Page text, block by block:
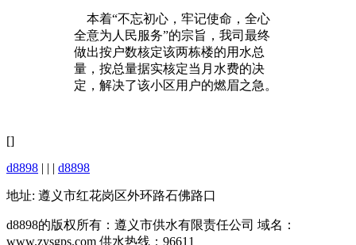
本着“不忘初心，牢记使命，全心
全意为人民服务”的宗旨，我司最终
做出按户数核定该两栋楼的用水总
量，按总量据实核定当月水费的决
定，解决了该小区用户的燃眉之急。
[]
d8898 | | | d8898
地址: 遵义市红花岗区外环路石佛路口
d8898的版权所有：遵义市供水有限责任公司 域名：
www.zysgps.com 供水热线：96611